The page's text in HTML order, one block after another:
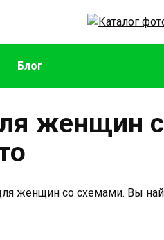
Блог
женщин
женщин со схемами. Вы